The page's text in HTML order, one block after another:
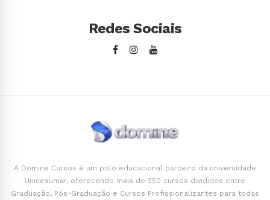
Redes Sociais
A Domine Cursos é um polo educacional parceiro da universidade
Unicesumar, oferecendo mais de 350 cursos divididos entre
Graduação, Pós-Graduação e Cursos Profissionalizantes para todas